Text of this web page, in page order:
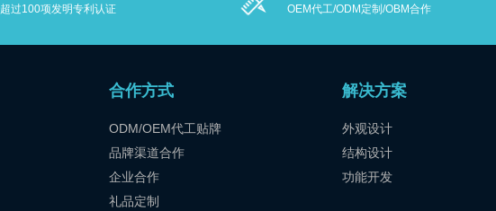
超过100项发明专利认证 OEM代工/ODM定制/OBM合作
合作方式
ODM/OEM代工贴牌
品牌渠道合作
企业合作
礼品定制
解决方案
外观设计
结构设计
功能开发